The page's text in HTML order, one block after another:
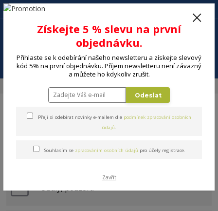
Menu
+420 602 494 600
Mobilní telefony
Obaly, pouzdra
Získejte 5 % slevu na první
objednávku.
Přihlaste se k odebírání našeho newsletteru a získejte slevový
kód 5% na první objednávku. Příjem newsletteru není závazný
a můžete ho kdykoliv zrušit.
Odeslat
Přeji si odebírat novinky e-mailem dle podmínek zpracování osobních
údajů.
Souhlasím se zpracováním osobních údajů pro účely registrace.
Zavřít